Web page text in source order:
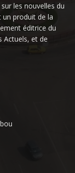
les nouvelles du
un produit de la
éditrice du
Actuels, et de